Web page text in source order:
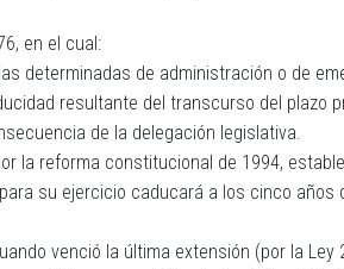
en el cual:
determinadas de administración o de
resultante del transcurso del plazo
de la delegación legislativa.
la reforma constitucional de 1994,
su ejercicio caducará a los cinco
venció la última extensión (por la Ley